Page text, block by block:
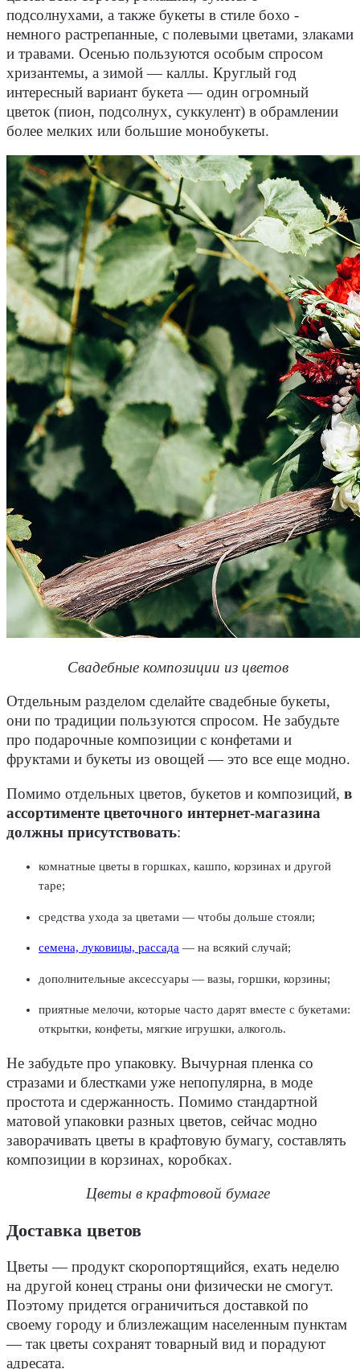
подсолнухами, а также букеты в стиле бохо -
немного растрепанные, с полевыми цветами, злаками
и травами. Осенью пользуются особым спросом
хризантемы, а зимой — каллы. Круглый год
интересный вариант букета — один огромный
цветок (пион, подсолнух, суккулент) в обрамлении
более мелких или большие монобукеты.
Свадебные композиции из цветов
Отдельным разделом сделайте свадебные букеты,
они по традиции пользуются спросом. Не забудьте
про подарочные композиции с конфетами и
фруктами и букеты из овощей — это все еще модно.
Помимо отдельных цветов, букетов и композиций, в
ассортименте цветочного интернет-магазина
должны присутствовать:
комнатные цветы в горшках, кашпо, корзинах и другой
таре;
средства ухода за цветами — чтобы дольше стояли;
семена, луковицы, рассада — на всякий случай;
дополнительные аксессуары — вазы, горшки, корзины;
приятные мелочи, которые часто дарят вместе с букетами:
открытки, конфеты, мягкие игрушки, алкоголь.
Не забудьте про упаковку. Вычурная пленка со
стразами и блестками уже непопулярна, в моде
простота и сдержанность. Помимо стандартной
матовой упаковки разных цветов, сейчас модно
заворачивать цветы в крафтовую бумагу, составлять
композиции в корзинах, коробках.
Цветы в крафтовой бумаге
Доставка цветов
Цветы — продукт скоропортящийся, ехать неделю
на другой конец страны они физически не смогут.
Поэтому придется ограничиться доставкой по
своему городу и близлежащим населенным пунктам
— так цветы сохранят товарный вид и порадуют
адресата.